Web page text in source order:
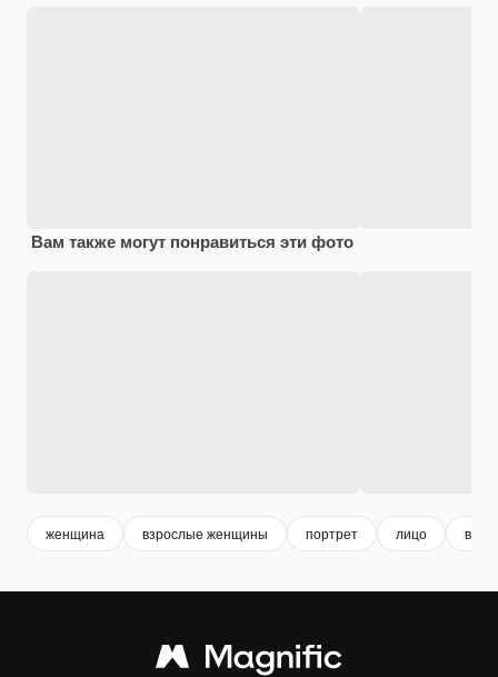
Вам также могут понравиться эти фото
женщина взрослые женщины портрет лицо